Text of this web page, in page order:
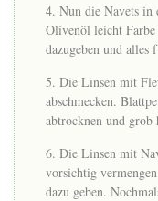
Nun die Navets in
Olivenöl leicht Farbe
dazugeben und alles
Die Linsen mit
abschmecken.
abtrocknen und grob
Die Linsen mit
vorsichtig
dazu geben.